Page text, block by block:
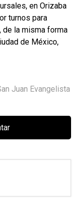
en Orizaba
turnos para
de la misma forma
de México,
Juan Evangelista